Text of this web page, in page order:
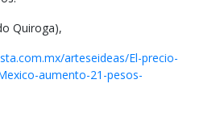
Quiroga),
arteseideas/El-precio-
aumento-21-pesos-